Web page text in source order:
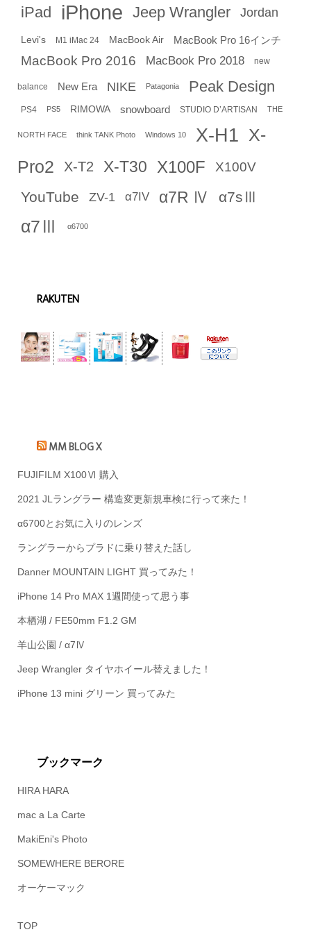
iPad iPhone Jeep Wrangler Jordan
Levi's M1 iMac 24 MacBook Air MacBook Pro 16インチ
MacBook Pro 2016 MacBook Pro 2018 new
balance New Era NIKE Patagonia Peak Design
PS4 PS5 RIMOWA snowboard STUDIO D’ARTISAN THE
NORTH FACE think TANK Photo Windows 10 X-H1 X-
Pro2
X-T2 X-T30 X100F X100V
YouTube ZV-1 α7IV α7R Ⅳ α7sⅢ
α7Ⅲ α6700
RAKUTEN
MM BLOG X
FUJIFILM X100Ⅵ 購入
2021 JLラングラー 構造変更新規車検に行って来た！
α6700とお気に入りのレンズ
ラングラーからプラドに乗り替えた話し
Danner MOUNTAIN LIGHT 買ってみた！
iPhone 14 Pro MAX 1週間使って思う事
本栖湖 / FE50mm F1.2 GM
羊山公園 / α7Ⅳ
Jeep Wrangler タイヤホイール替えました！
iPhone 13 mini グリーン 買ってみた
ブックマーク
HIRA HARA
mac a La Carte
MakiEni's Photo
SOMEWHERE BERORE
オーケーマック
TOP